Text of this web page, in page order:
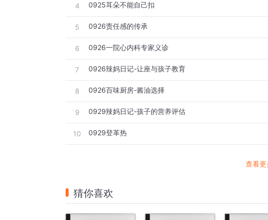
4 0925耳朵不能自己扣
5 0926责任感的传承
6 0926一院心内科专家义诊
7 0926辣妈日记-让座与孩子教育
8 0926百味厨房-酱油选择
9 0929辣妈日记-孩子的营养评估
10 0929登革热
查看更
猜你喜欢